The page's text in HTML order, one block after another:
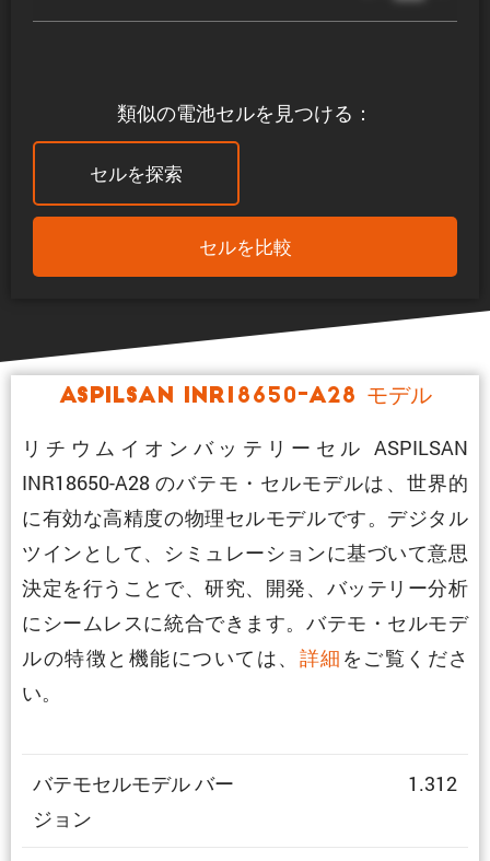
類似の電池セルを見つける：
セルを探索
セルを比較
ASPILSAN INR18650-A28 モデル
リチウムイオンバッテリーセル ASPILSAN
INR18650-A28 のバテモ・セルモデルは、世界的
に有効な高精度の物理セルモデルです。デジタル
ツインとして、シミュレーションに基づいて意思
決定を行うことで、研究、開発、バッテリー分析
にシームレスに統合できます。バテモ・セルモデ
ルの特徴と機能については、 詳細 をご覧くださ
い。
バテモセルモデル バー
ジョン
1.312